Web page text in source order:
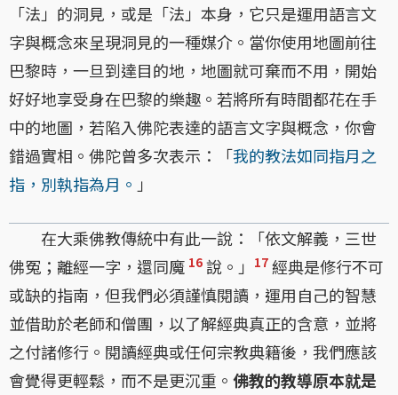
「法」的洞見，或是「法」本身，它只是運用語言文
字與概念來呈現洞見的一種媒介。當你使用地圖前往
巴黎時，一旦到達目的地，地圖就可棄而不用，開始
好好地享受身在巴黎的樂趣。若將所有時間都花在手
中的地圖，若陷入佛陀表達的語言文字與概念，你會
錯過實相。佛陀曾多次表示：「我的教法如同指月之
指，別執指為月。 」
在大乘佛教傳統中有此一說：「依文解義，三世
佛冤；離經一字，還同魔 16 說。」 17 經典是修行不可
或缺的指南，但我們必須謹慎閱讀，運用自己的智慧
並借助於老師和僧團，以了解經典真正的含意，並將
之付諸修行。閱讀經典或任何宗教典籍後，我們應該
會覺得更輕鬆，而不是更沉重。 佛教的教導原本就是